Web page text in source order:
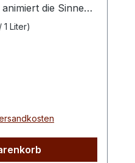
die Sinne
am Gaumen
echter Klassiker.
am besten an
Ort.
1 Liter)